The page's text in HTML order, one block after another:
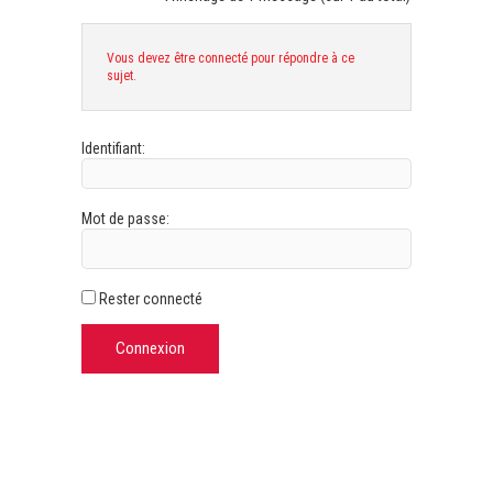
Vous devez être connecté pour répondre à ce
sujet.
Identifiant:
Mot de passe:
Rester connecté
Connexion